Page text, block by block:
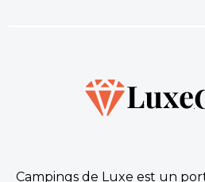
Campings de Luxe est un